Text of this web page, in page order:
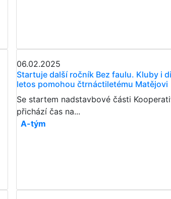
06.02.2025
Startuje další ročník Bez faulu. Kluby i
letos pomohou čtrnáctiletému Matějovi
Se startem nadstavbové části
přichází čas na...
A-tým